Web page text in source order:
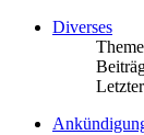
Diverses